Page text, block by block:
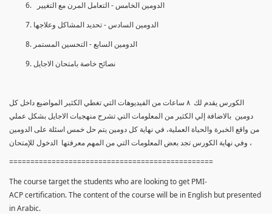
الدومين الخامس - التعامل المرن مع التغيير
الدومين السادس - تحديد المشاكل وعلاجها
الدومين السابع - التحسين المستمر
نصائح خاصة بامتحان الاجايل
الكورس يقدم لك ٨ ساعات من الفيديوهات التي تغطي الكثير المواضيع داخل كل
دومين بالاضافة إلي الكثير من المعلومات التي تشرح منهجيات الاجايل بشكل عملي
من واقع الخبرة والحياة العملية، في نهاية كل دومين يتم حل خمس اسئلة على الدومين
، وفي نهاية الكورس تجد بعض المعلومات التي من المهم معرفتها الدخول للإمتحان
================================================
The course target the students who are looking to get PMI-
ACP certification. The content of the course will be in English but presented
in Arabic.